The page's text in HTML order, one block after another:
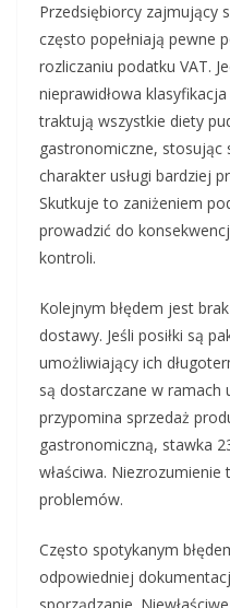
Przedsiębiorcy zajmujący
często popełniają pewne
rozliczaniu podatku VAT.
nieprawidłowa
traktują wszystkie diety
gastronomiczne, stosując
charakter usługi bardziej
Skutkuje to zaniżeniem
prowadzić do
kontroli.
Kolejnym błędem jest
dostawy. Jeśli posiłki są
umożliwiający ich
są dostarczane w ramach
przypomina sprzedaż
gastronomiczną, stawka
właściwa.
problemów.
Często spotykanym
odpowiedniej